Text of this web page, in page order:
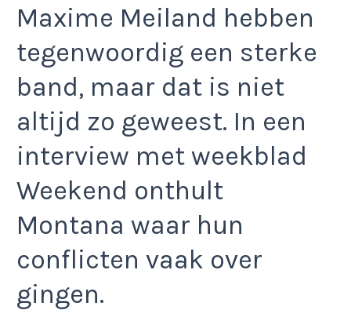
Maxime Meiland hebben
tegenwoordig een sterke
band, maar dat is niet
altijd zo geweest. In een
interview met weekblad
Weekend onthult
Montana waar hun
conflicten vaak over
gingen.